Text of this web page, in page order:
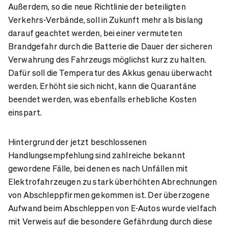
Außerdem, so die neue Richtlinie der beteiligten
Verkehrs-Verbände, soll in Zukunft mehr als bislang
darauf geachtet werden, bei einer vermuteten
Brandgefahr durch die Batterie die Dauer der sicheren
Verwahrung des Fahrzeugs möglichst kurz zu halten.
Dafür soll die Temperatur des Akkus genau überwacht
werden. Erhöht sie sich nicht, kann die Quarantäne
beendet werden, was ebenfalls erhebliche Kosten
einspart.
Hintergrund der jetzt beschlossenen
Handlungsempfehlung sind zahlreiche bekannt
gewordene Fälle, bei denen es nach Unfällen mit
Elektrofahrzeugen zu stark überhöhten Abrechnungen
von Abschleppfirmen gekommen ist. Der überzogene
Aufwand beim Abschleppen von E-Autos wurde vielfach
mit Verweis auf die besondere Gefährdung durch diese